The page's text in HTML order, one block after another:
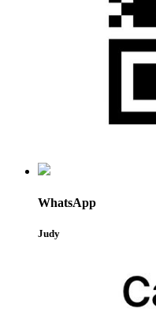
WhatsApp
Judy